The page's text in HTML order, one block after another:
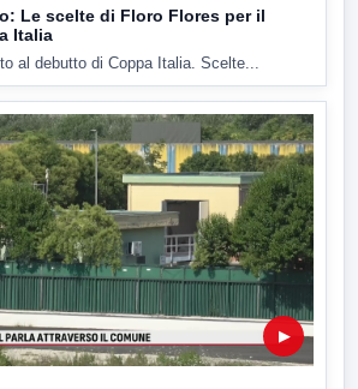
Le scelte di Floro Flores per il
Italia
al debutto di Coppa Italia. Scelte...
▶